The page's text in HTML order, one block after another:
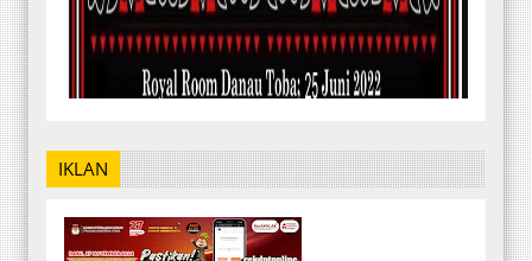
IKLAN